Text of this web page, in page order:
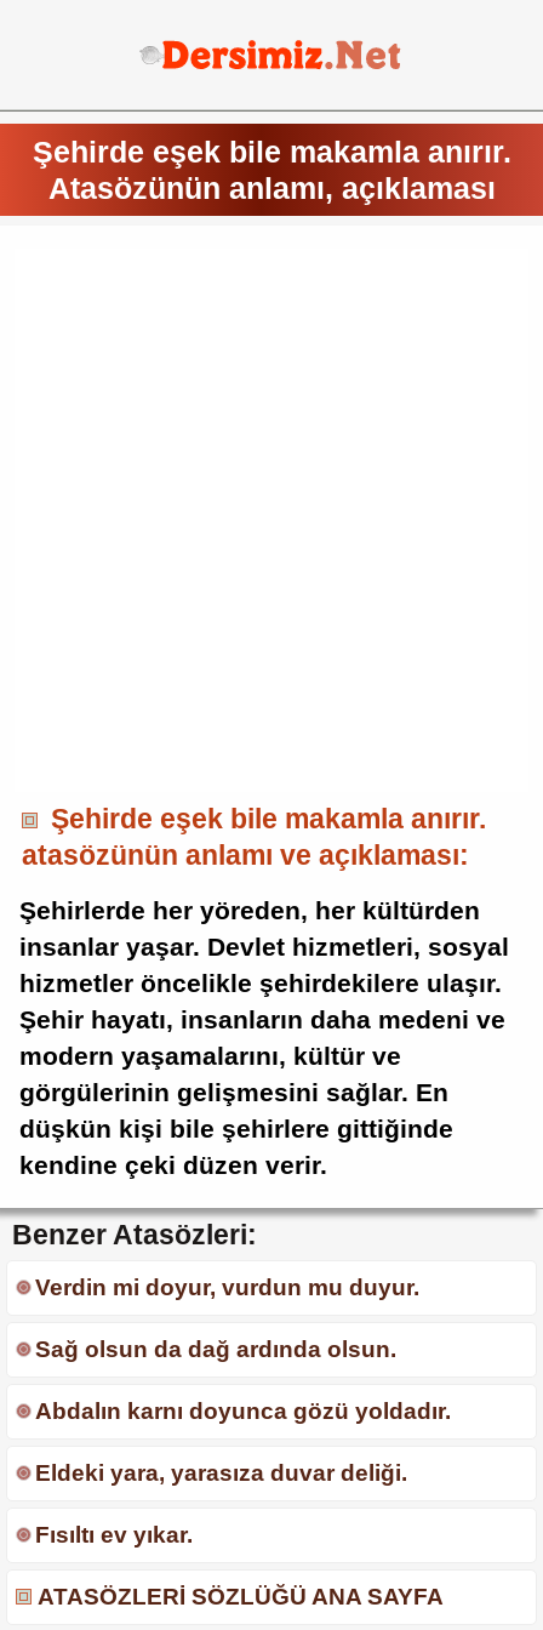
Şehirde eşek bile makamla anırır.
Atasözünün anlamı, açıklaması
Şehirde eşek bile makamla anırır.
atasözünün anlamı ve açıklaması:
Şehirlerde her yöreden, her kültürden
insanlar yaşar. Devlet hizmetleri, sosyal
hizmetler öncelikle şehirdekilere ulaşır.
Şehir hayatı, insanların daha medeni ve
modern yaşamalarını, kültür ve
görgülerinin gelişmesini sağlar. En
düşkün kişi bile şehirlere gittiğinde
kendine çeki düzen verir.
Benzer Atasözleri:
Verdin mi doyur, vurdun mu duyur.
Sağ olsun da dağ ardında olsun.
Abdalın karnı doyunca gözü yoldadır.
Eldeki yara, yarasıza duvar deliği.
Fısıltı ev yıkar.
ATASÖZLERİ SÖZLÜĞÜ ANA SAYFA